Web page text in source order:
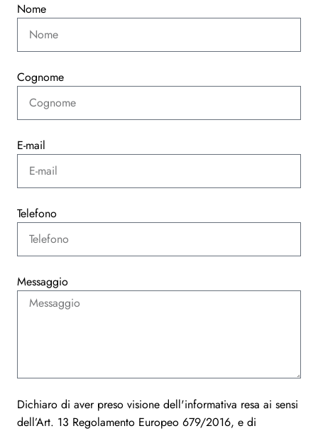
Nome
Cognome
E-mail
Telefono
Messaggio
Dichiaro di aver preso visione dell'informativa resa ai sensi
dell’Art. 13 Regolamento Europeo 679/2016, e di